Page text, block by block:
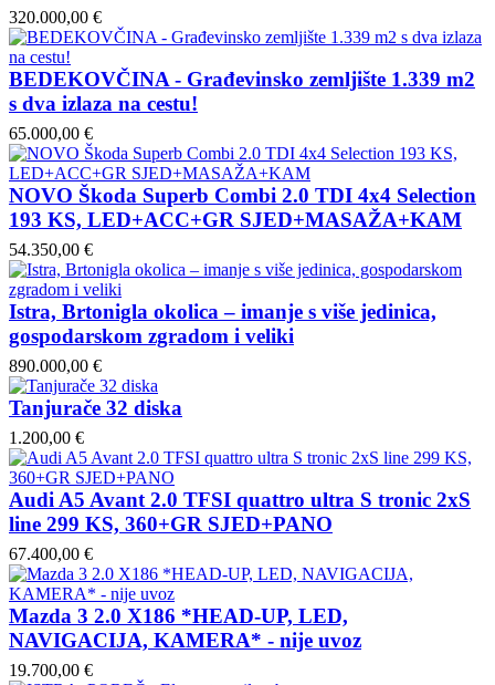
320.000,00 €
BEDEKOVČINA - Građevinsko zemljište 1.339 m2
s dva izlaza na cestu!
65.000,00 €
NOVO Škoda Superb Combi 2.0 TDI 4x4 Selection
193 KS, LED+ACC+GR SJED+MASAŽA+KAM
54.350,00 €
Istra, Brtonigla okolica – imanje s više jedinica,
gospodarskom zgradom i veliki
890.000,00 €
Tanjurače 32 diska
1.200,00 €
Audi A5 Avant 2.0 TFSI quattro ultra S tronic 2xS
line 299 KS, 360+GR SJED+PANO
67.400,00 €
Mazda 3 2.0 X186 *HEAD-UP, LED,
NAVIGACIJA, KAMERA* - nije uvoz
19.700,00 €